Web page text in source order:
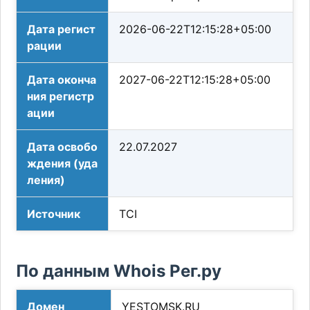
Дата регист
рации
2026-06-22T12:15:28+05:00
Дата оконча
ния регистр
ации
2027-06-22T12:15:28+05:00
Дата освобо
ждения (уда
ления)
22.07.2027
Источник TCI
По данным Whois Рег.ру
Домен YESTOMSK.RU